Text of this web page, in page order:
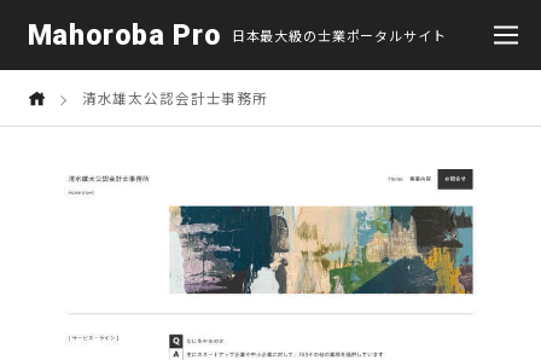
Mahoroba Pro 日本最大級の士業ポータルサイト
清水雄太公認会計士事務所